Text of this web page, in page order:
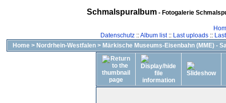
Schmalspuralbum- Fotogalerie
Datenschutz::Album list:: Last uploads::
Home > Nordrhein-Westfalen > Märkische Museums-Eisenbahn (MME) -